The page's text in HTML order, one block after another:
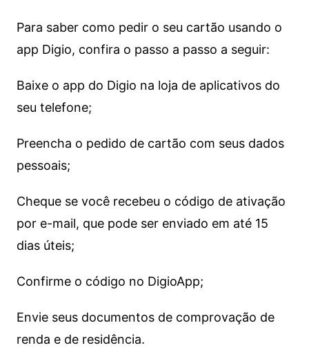
Para saber como pedir o seu cartão usando o
app Digio, confira o passo a passo a seguir:
Baixe o app do Digio na loja de aplicativos do
seu telefone;
Preencha o pedido de cartão com seus dados
pessoais;
Cheque se você recebeu o código de ativação
por e-mail, que pode ser enviado em até 15
dias úteis;
Confirme o código no DigioApp;
Envie seus documentos de comprovação de
renda e de residência.